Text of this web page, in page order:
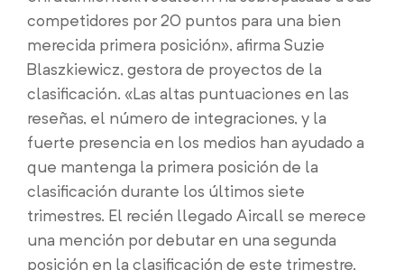
competidores por 20 puntos para una bien
merecida primera posición», afirma Suzie
Blaszkiewicz, gestora de proyectos de la
clasificación. «Las altas puntuaciones en las
reseñas, el número de integraciones, y la
fuerte presencia en los medios han ayudado a
que mantenga la primera posición de la
clasificación durante los últimos siete
trimestres. El recién llegado Aircall se merece
una mención por debutar en una segunda
posición en la clasificación de este trimestre,